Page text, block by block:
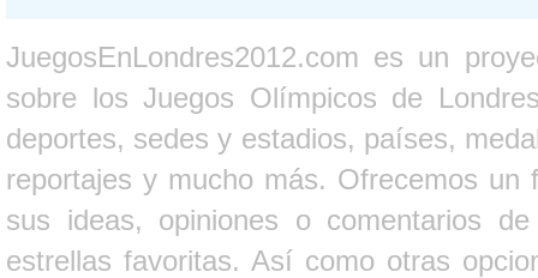
JuegosEnLondres2012.com es un
sobre los Juegos Olímpicos de
deportes, sedes y estadios, países,
reportajes y mucho más. Ofrecemos un
sus ideas, opiniones o comentarios
estrellas favoritas. Así como otras